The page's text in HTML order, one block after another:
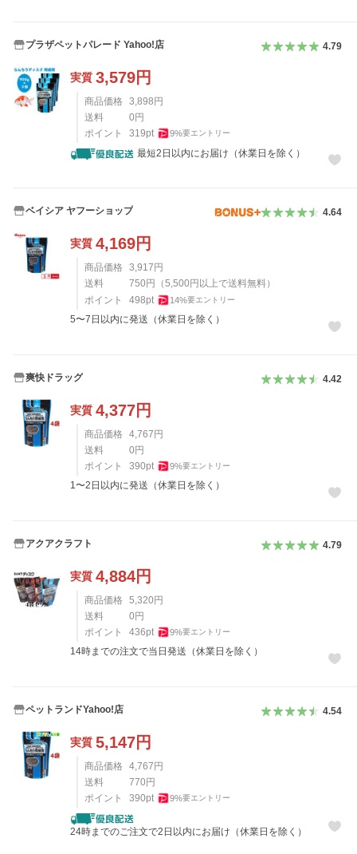
プラザペットパレード Yahoo!店 4.79
実質 3,579円
商品価格 3,898 円
送料
0 円
ポイント
319pt 9%要エントリー
最短2日以内にお届け（休業日を除く）
ベイシア ヤフーショップ 4.64
実質 4,169円
商品価格 3,917 円
送料
750 円 （5,500 円以上で送料無料）
ポイント
498pt 14%要エントリー
5〜7日以内に発送（休業日を除く）
爽快ドラッグ 4.42
実質 4,377円
商品価格 4,767 円
送料
0 円
ポイント
390pt 9%要エントリー
1〜2日以内に発送（休業日を除く）
アクアクラフト 4.79
実質 4,884円
商品価格 5,320 円
送料
0 円
ポイント
436pt 9%要エントリー
14時までの注文で当日発送（休業日を除く）
ペットランドYahoo!店 4.54
実質 5,147円
商品価格 4,767 円
送料
770 円
ポイント
390pt 9%要エントリー
24時までのご注文で2日以内にお届け（休業日を除く）